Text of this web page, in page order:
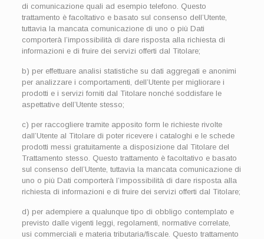
di comunicazione quali ad esempio telefono. Questo
trattamento è facoltativo e basato sul consenso dell’Utente,
tuttavia la mancata comunicazione di uno o più Dati
comporterà l’impossibilità di dare risposta alla richiesta di
informazioni e di fruire dei servizi offerti dal Titolare;
b) per effettuare analisi statistiche su dati aggregati e anonimi
per analizzare i comportamenti, dell’Utente per migliorare i
prodotti e i servizi forniti dal Titolare nonché soddisfare le
aspettative dell’Utente stesso;
c) per raccogliere tramite apposito form le richieste rivolte
dall’Utente al Titolare di poter ricevere i cataloghi e le schede
prodotti messi gratuitamente a disposizione dal Titolare del
Trattamento stesso. Questo trattamento è facoltativo e basato
sul consenso dell’Utente, tuttavia la mancata comunicazione di
uno o più Dati comporterà l’impossibilità di dare risposta alla
richiesta di informazioni e di fruire dei servizi offerti dal Titolare;
d) per adempiere a qualunque tipo di obbligo contemplato e
previsto dalle vigenti leggi, regolamenti, normative correlate,
usi commerciali e materia tributaria/fiscale. Questo trattamento